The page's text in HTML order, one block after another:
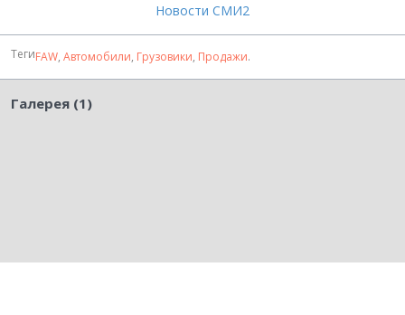
Новости СМИ2
ТегиFAW, Автомобили, Грузовики, Продажи.
Галерея (1)